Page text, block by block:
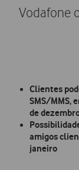
Vodafone
Clientes
SMS/MMS,
de
amigos
janeiro